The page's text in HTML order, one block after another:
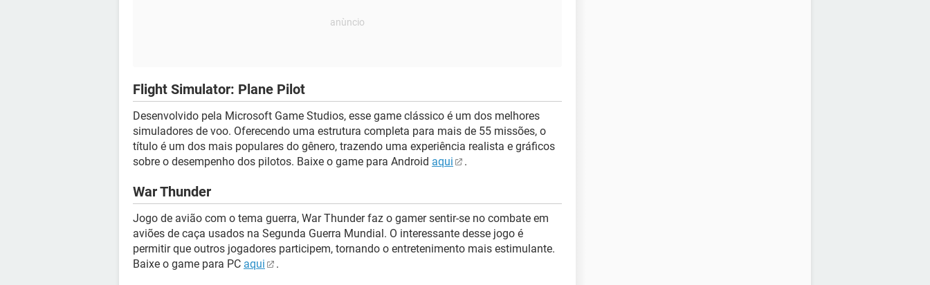
Flight Simulator: Plane Pilot
Desenvolvido pela Microsoft Game Studios, esse game clássico é um dos melhores
simuladores de voo. Oferecendo uma estrutura completa para mais de 55 missões, o
título é um dos mais populares do gênero, trazendo uma experiência realista e gráficos
sobre o desempenho dos pilotos. Baixe o game para Android aqui .
War Thunder
Jogo de avião com o tema guerra, War Thunder faz o gamer sentir-se no combate em
aviões de caça usados na Segunda Guerra Mundial. O interessante desse jogo é
permitir que outros jogadores participem, tornando o entretenimento mais estimulante.
Baixe o game para PC aqui .